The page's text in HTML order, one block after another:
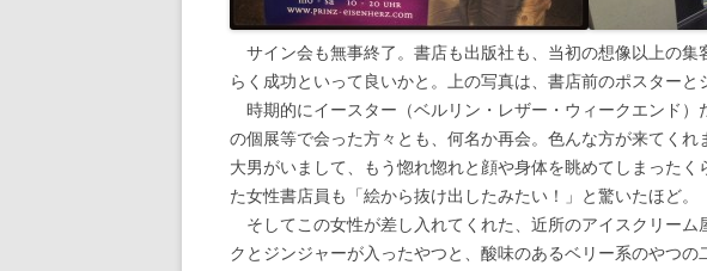
サイン会も無事終了。書店も出版社も、当初の想像以上の集
らく成功といって良いかと。上の写真は、書店前のポスターと
時期的にイースター（ベルリン・レザー・ウィークエンド）
の個展等で会った方々とも、何名か再会。色んな方が来てく
大男がいまして、もう惚れ惚れと顔や身体を眺めてしまった
た女性書店員も「絵から抜け出したみたい！」と驚いたほど。
そしてこの女性が差し入れてくれた、近所のアイスクリー
クとジンジャーが入ったやつと、酸味のあるベリー系のやつの